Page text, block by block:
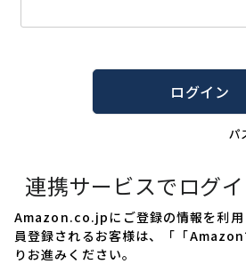
ログイン
パ
連携サービスでログ
Amazon.co.jpにご登録の情報を利用
員登録されるお客様は、「「
りお進みください。